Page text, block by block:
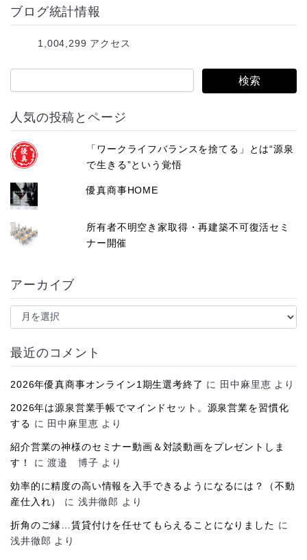
ド
ブログ統計情報
1,004,299 アクセス
人気の投稿とページ
「ワークライフバランスを捨てる」とは“源泉
で生きる”という覚悟
優真商事HOME
所有者不明空き家取得・再建築不可復活セミ
ナー開催
アーカイブ
ア
イ
ブ
最近のコメント
2026年優真商事オンライン1期生選考終了 に 田中麻里恵 より
2026年は源泉営業手帳でマインドセット。源泉営業を習慣化
する に 田中麻里恵 より
紹介営業の神様のセミナー動画＆対談動画をプレゼントしま
す！
に渡邉 博子 より
効率的に精度の高い情報を入手できるようになるには？（不動
産仕入れ）
に 浅井徹郎 より
折角のご縁…賃貸付けを任せてもらえることになりました に
浅井徹郎 より